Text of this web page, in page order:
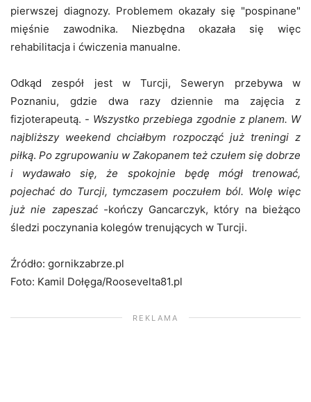
pierwszej diagnozy. Problemem okazały się "pospinane"
mięśnie zawodnika. Niezbędna okazała się więc
rehabilitacja i ćwiczenia manualne.
Odkąd zespół jest w Turcji, Seweryn przebywa w
Poznaniu, gdzie dwa razy dziennie ma zajęcia z
fizjoterapeutą. - Wszystko przebiega zgodnie z planem. W
najbliższy weekend chciałbym rozpocząć już treningi z
piłką. Po zgrupowaniu w Zakopanem też czułem się dobrze
i wydawało się, że spokojnie będę mógł trenować,
pojechać do Turcji, tymczasem poczułem ból. Wolę więc
już nie zapeszać -kończy Gancarczyk, który na bieżąco
śledzi poczynania kolegów trenujących w Turcji.
Źródło: gornikzabrze.pl
Foto: Kamil Dołęga/Roosevelta81.pl
REKLAMA